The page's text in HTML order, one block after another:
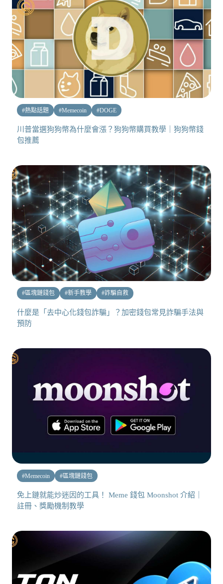
#熱點話題 #Memecoin #DOGE
川普當選狗狗幣為什麼會漲？狗狗幣購買教學｜狗狗幣錢
包推薦
#區塊鏈錢包 #新手教學 #詐騙自救
什麼是「去中心化錢包詐騙」？加密錢包常見詐騙手法與
預防
#Memecoin #區塊鏈錢包
免上鏈就能炒迷因的工具！ Meme 錢包 Moonshot 介紹｜
註冊、獎勵機制教學